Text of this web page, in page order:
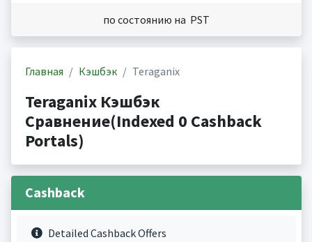
по состоянию на PST
Главная Кэшбэк Teraganix
Teraganix Кэшбэк
Сравнение(Indexed 0 Cashback
Portals)
Cashback
Detailed Cashback Offers